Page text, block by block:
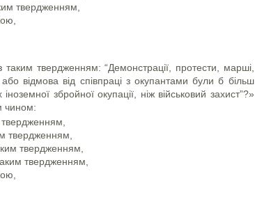
твердженням,
таким твердженням: “Демонстрації, протести, марші,
відмова від співпраці з окупантами були б більш
збройної окупації, ніж військовий захист”?»
чином:
твердженням,
твердженням,
твердженням,